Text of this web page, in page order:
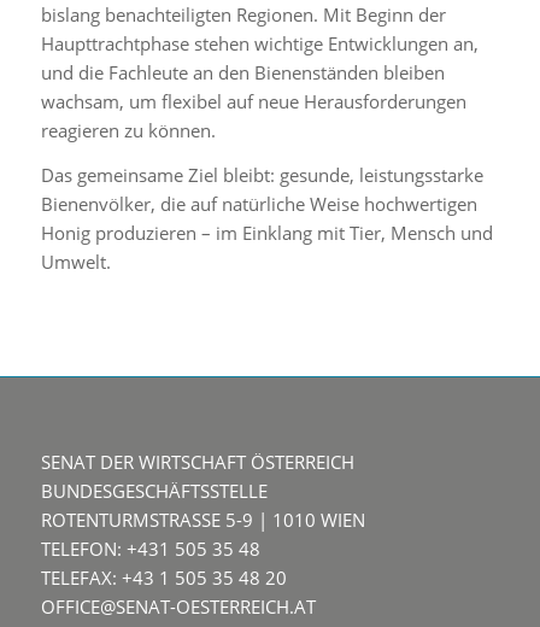
bislang benachteiligten Regionen. Mit Beginn der
Haupttrachtphase stehen wichtige Entwicklungen an,
und die Fachleute an den Bienenständen bleiben
wachsam, um flexibel auf neue Herausforderungen
reagieren zu können.
Das gemeinsame Ziel bleibt: gesunde, leistungsstarke
Bienenvölker, die auf natürliche Weise hochwertigen
Honig produzieren – im Einklang mit Tier, Mensch und
Umwelt.
SENAT DER WIRTSCHAFT ÖSTERREICH
BUNDESGESCHÄFTSSTELLE
ROTENTURMSTRASSE 5-9 | 1010 WIEN
TELEFON: +431 505 35 48
TELEFAX: +43 1 505 35 48 20
OFFICE@SENAT-OESTERREICH.AT